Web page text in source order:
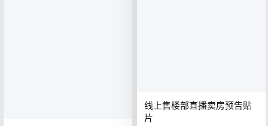
线上售楼部直播卖房预告贴
片